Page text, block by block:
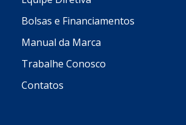
Bolsas e Financiamentos
Manual da Marca
Trabalhe Conosco
Contatos